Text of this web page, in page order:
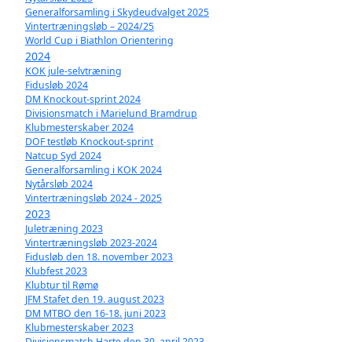
Generalforsamling i Skydeudvalget 2025
Vintertræningsløb – 2024/25
World Cup i Biathlon Orientering
2024
KOK jule-selvtræning
Fidusløb 2024
DM Knockout-sprint 2024
Divisionsmatch i Marielund Bramdrup
Klubmesterskaber 2024
DOF testløb Knockout-sprint
Natcup Syd 2024
Generalforsamling i KOK 2024
Nytårsløb 2024
Vintertræningsløb 2024 - 2025
2023
Juletræning 2023
Vintertræningsløb 2023-2024
Fidusløb den 18. november 2023
Klubfest 2023
Klubtur til Rømø
JFM Stafet den 19. august 2023
DM MTBO den 16-18. juni 2023
Klubmesterskaber 2023